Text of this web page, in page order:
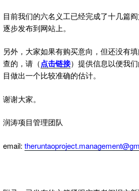
目前我们的六名义工已经完成了十几篇
逐步发布到网站上。
另外，大家如果有购买意向，但还没有
查的，请（点击链接）提供信息以便我
目做出一个比较准确的估计。
谢谢大家。
润涛项目管理团队
email: